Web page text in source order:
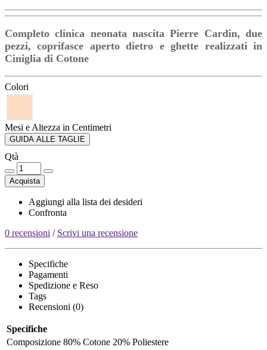
Completo clinica neonata nascita Pierre Cardin, due
pezzi, coprifasce aperto dietro e ghette realizzati in
Ciniglia di Cotone
Colori
Mesi e Altezza in Centimetri
GUIDA ALLE TAGLIE
Qtà
Acquista
Aggiungi alla lista dei desideri
Confronta
0 recensioni / Scrivi una recensione
Specifiche
Pagamenti
Spedizione e Reso
Tags
Recensioni (0)
Specifiche
Composizione 80% Cotone 20% Poliestere